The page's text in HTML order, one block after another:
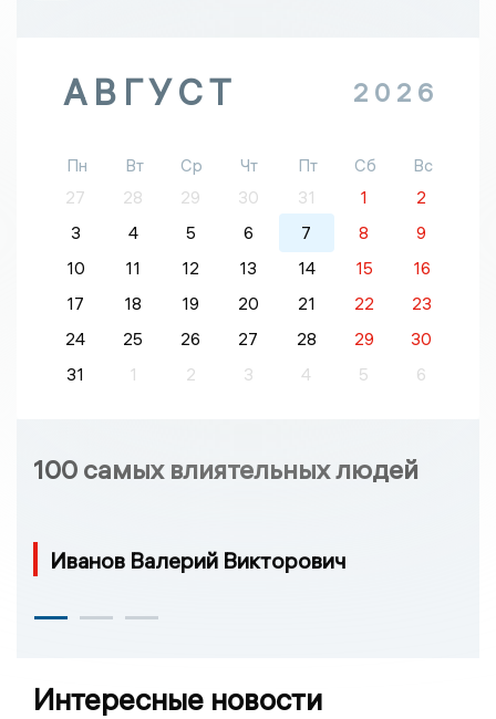
АВГУСТ 2026
Пн Вт Ср Чт Пт Сб
Вс
27
28 29 30 31 1
2
3
4 5 6 7 8
9
10
11 12 13 14 15
16
17
18 19 20 21 22
23
24
25 26 27 28 29
30
31
1 2 3 4 5 6
100 самых влиятельных людей
Иванов Валерий Викторович
Интересные новости